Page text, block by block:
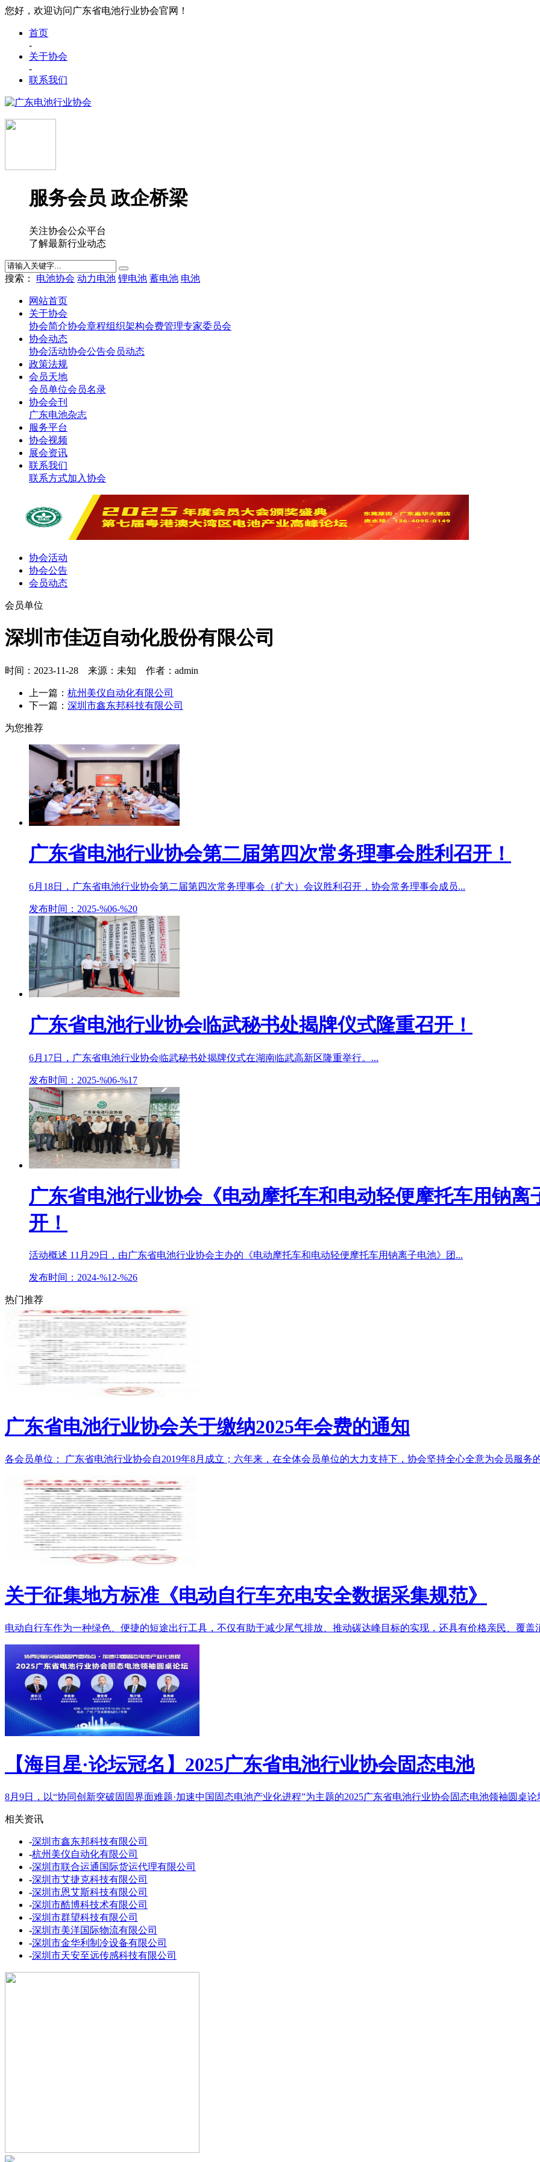
您好，欢迎访问广东省电池行业协会官网！
首页
-
关于协会
-
联系我们
服务会员 政企桥梁
关注协会公众平台
了解最新行业动态
搜索： 电池协会 动力电池 锂电池 蓄电池 电池
网站首页
关于协会
协会简介协会章程组织架构会费管理专家委员会
协会动态
协会活动协会公告会员动态
政策法规
会员天地
会员单位会员名录
协会会刊
广东电池杂志
服务平台
协会视频
展会资讯
联系我们
联系方式加入协会
协会活动
协会公告
会员动态
会员单位
深圳市佳迈自动化股份有限公司
时间：2023-11-28 来源：未知 作者：admin
上一篇： 杭州美仪自动化有限公司
下一篇： 深圳市鑫东邦科技有限公司
为您推荐
广东省电池行业协会第二届第四次常务理事会胜利召开！
6月18日，广东省电池行业协会第二届第四次常务理事会（扩大）会议胜利召开，协会常务理事会成员...
发布时间：2025-%06-%20
广东省电池行业协会临武秘书处揭牌仪式隆重召开！
6月17日，广东省电池行业协会临武秘书处揭牌仪式在湖南临武高新区隆重举行。...
发布时间：2025-%06-%17
广东省电池行业协会《电动摩托车和电动轻便摩托车用钠
开！
活动概述 11月29日，由广东省电池行业协会主办的《电动摩托车和电动轻便摩托车用钠离子电池》团...
发布时间：2024-%12-%26
热门推荐
广东省电池行业协会关于缴纳2025年会费的通知
各会员单位： 广东省电池行业协会自2019年8月成立；六年来，在全体会员单位的大力支持下，协会坚持全心全意为会员服务
关于征集地方标准《电动自行车充电安全数据采集规范》
电动自行车作为一种绿色、便捷的短途出行工具，不仅有助于减少尾气排放、推动碳达峰目标的实现，还具有价格亲民、覆盖
【海目星·论坛冠名】2025广东省电池行业协会固态电池
8月9日，以“协同创新突破固固界面难题·加速中国固态电池产业化进程”为主题的2025广东省电池行业协会固态电池领袖圆桌论
相关资讯
-深圳市鑫东邦科技有限公司
-杭州美仪自动化有限公司
-深圳市联合运通国际货运代理有限公司
-深圳市艾捷克科技有限公司
-深圳市恩艾斯科技有限公司
-深圳市酷博科技术有限公司
-深圳市群望科技有限公司
-深圳市美洋国际物流有限公司
-深圳市金华利制冷设备有限公司
-深圳市天安至远传感科技有限公司